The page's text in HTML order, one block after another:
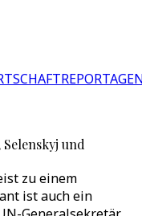
und
zu einem
ist auch ein